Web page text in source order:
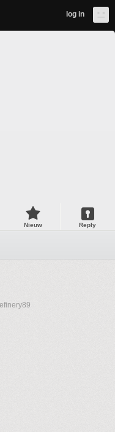
log in
Nieuw Reply